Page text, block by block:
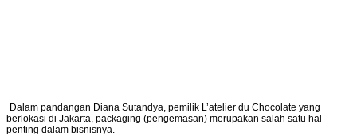
Dalam pandangan Diana Sutandya, pemilik L’atelier du Chocolate yang
berlokasi di Jakarta, packaging (pengemasan) merupakan salah satu hal
penting dalam bisnisnya.